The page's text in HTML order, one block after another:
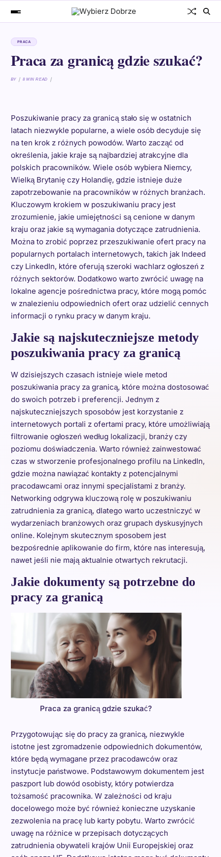
PRACA
Praca za granicą gdzie szukać?
BY 8 MIN READ
Poszukiwanie pracy za granicą stało się w ostatnich
latach niezwykle popularne, a wiele osób decyduje się
na ten krok z różnych powodów. Warto zacząć od
określenia, jakie kraje są najbardziej atrakcyjne dla
polskich pracowników. Wiele osób wybiera Niemcy,
Wielką Brytanię czy Holandię, gdzie istnieje duże
zapotrzebowanie na pracowników w różnych branżach.
Kluczowym krokiem w poszukiwaniu pracy jest
zrozumienie, jakie umiejętności są cenione w danym
kraju oraz jakie są wymagania dotyczące zatrudnienia.
Można to zrobić poprzez przeszukiwanie ofert pracy na
popularnych portalach internetowych, takich jak Indeed
czy LinkedIn, które oferują szeroki wachlarz ogłoszeń z
różnych sektorów. Dodatkowo warto zwrócić uwagę na
lokalne agencje pośrednictwa pracy, które mogą pomóc
w znalezieniu odpowiednich ofert oraz udzielić cennych
informacji o rynku pracy w danym kraju.
Jakie są najskuteczniejsze metody
poszukiwania pracy za granicą
W dzisiejszych czasach istnieje wiele metod
poszukiwania pracy za granicą, które można dostosować
do swoich potrzeb i preferencji. Jednym z
najskuteczniejszych sposobów jest korzystanie z
internetowych portali z ofertami pracy, które umożliwiają
filtrowanie ogłoszeń według lokalizacji, branży czy
poziomu doświadczenia. Warto również zainwestować
czas w stworzenie profesjonalnego profilu na LinkedIn,
gdzie można nawiązać kontakty z potencjalnymi
pracodawcami oraz innymi specjalistami z branży.
Networking odgrywa kluczową rolę w poszukiwaniu
zatrudnienia za granicą, dlatego warto uczestniczyć w
wydarzeniach branżowych oraz grupach dyskusyjnych
online. Kolejnym skutecznym sposobem jest
bezpośrednie aplikowanie do firm, które nas interesują,
nawet jeśli nie mają aktualnie otwartych rekrutacji.
Jakie dokumenty są potrzebne do
pracy za granicą
Praca za granicą gdzie szukać?
Przygotowując się do pracy za granicą, niezwykle
istotne jest zgromadzenie odpowiednich dokumentów,
które będą wymagane przez pracodawców oraz
instytucje państwowe. Podstawowym dokumentem jest
paszport lub dowód osobisty, który potwierdza
tożsamość pracownika. W zależności od kraju
docelowego może być również konieczne uzyskanie
zezwolenia na pracę lub karty pobytu. Warto zwrócić
uwagę na różnice w przepisach dotyczących
zatrudnienia obywateli krajów Unii Europejskiej oraz